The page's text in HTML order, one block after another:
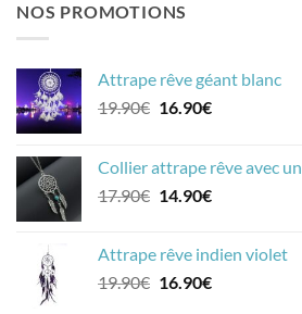
NOS PROMOTIONS
Attrape rêve géant blanc
19.90€ Le
était :
19.90€.
16.90€Le
est :
16.90€.
Collier attrape rêve avec
17.90€ Le
était :
17.90€.
14.90€Le
est :
14.90€.
Attrape rêve indien violet
19.90€ Le
16.90€Le